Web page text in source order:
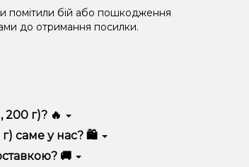
помітили бій або пошкодження
до отримання посилки.
г)? 🔥
зручністю використання та
саме у нас? 🛍️
швидку доставку. Крім того, у нас
🚚